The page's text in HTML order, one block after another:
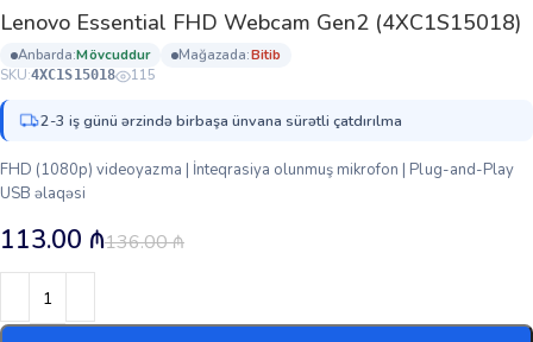
Lenovo Essential FHD Webcam Gen2 (4XC1S15018)
anbarda: mövcuddur mağazada:
bi̇ti̇b
SKU:4XC1S15018 115
2-3 iş günü ərzində birbaşa ünvana sürətli çatdırılma
FHD (1080p) videoyazma | İnteqrasiya olunmuş mikrofon | Plug-and-Play
USB əlaqəsi
136.00₼
113.00 ₼